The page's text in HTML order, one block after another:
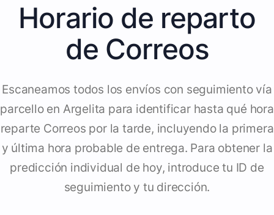
Horario de reparto
de Correos
Escaneamos todos los envíos con seguimiento vía
parcello en Argelita para identificar hasta qué hora
reparte Correos por la tarde, incluyendo la primera
y última hora probable de entrega. Para obtener la
predicción individual de hoy, introduce tu ID de
seguimiento y tu dirección.